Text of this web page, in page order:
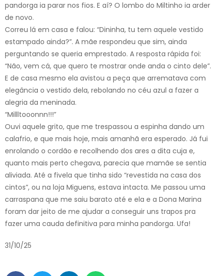
pandorga ia parar nos fios. E aí? O lombo do Miltinho ia arder
de novo.
Correu lá em casa e falou: “Dininha, tu tem aquele vestido
estampado ainda?”. A mãe respondeu que sim, ainda
perguntando se queria emprestado. A resposta rápida foi:
“Não, vem cá, que quero te mostrar onde anda o cinto dele”.
E de casa mesmo ela avistou a peça que arrematava com
elegância o vestido dela, rebolando no céu azul a fazer a
alegria da meninada.
“Millltooonnn!!!”
Ouvi aquele grito, que me trespassou a espinha dando um
calafrio, e que mais hoje, mais amanhã era esperado. Já fui
enrolando o cordão e recolhendo dos ares a dita cuja e,
quanto mais perto chegava, parecia que mamãe se sentia
aliviada. Até a fivela que tinha sido “revestida na casa dos
cintos”, ou na loja Miguens, estava intacta. Me passou uma
carraspana que me saiu barato até e ela e a Dona Marina
foram dar jeito de me ajudar a conseguir uns trapos pra
fazer uma cauda definitiva para minha pandorga. Ufa!
31/10/25